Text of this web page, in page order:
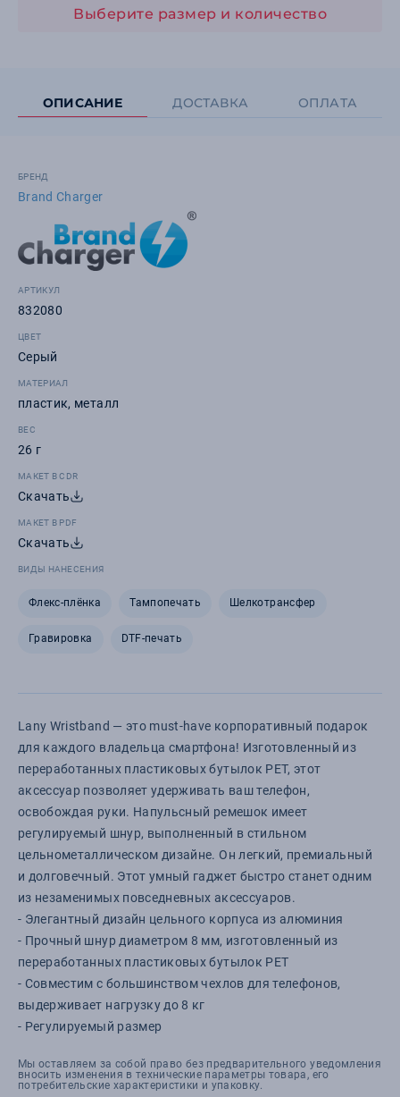
Выберите размер и количество
ОПИСАНИЕ ДОСТАВКА ОПЛАТА
БРЕНД
Brand Charger
АРТИКУЛ
832080
ЦВЕТ
Серый
МАТЕРИАЛ
пластик, металл
ВЕС
26 г
МАКЕТ В CDR
Скачать
МАКЕТ В PDF
Скачать
ВИДЫ НАНЕСЕНИЯ
Флекс-плёнка Тампопечать Шелкотрансфер
Гравировка DTF-печать
Lany Wristband — это must-have корпоративный подарок
для каждого владельца смартфона! Изготовленный из
переработанных пластиковых бутылок PET, этот
аксессуар позволяет удерживать ваш телефон,
освобождая руки. Напульсный ремешок имеет
регулируемый шнур, выполненный в стильном
цельнометаллическом дизайне. Он легкий, премиальный
и долговечный. Этот умный гаджет быстро станет одним
из незаменимых повседневных аксессуаров.
- Элегантный дизайн цельного корпуса из алюминия
- Прочный шнур диаметром 8 мм, изготовленный из
переработанных пластиковых бутылок PET
- Совместим с большинством чехлов для телефонов,
выдерживает нагрузку до 8 кг
- Регулируемый размер
Мы оставляем за собой право без предварительного уведомления
вносить изменения в технические параметры товара, его
потребительские характеристики и упаковку.